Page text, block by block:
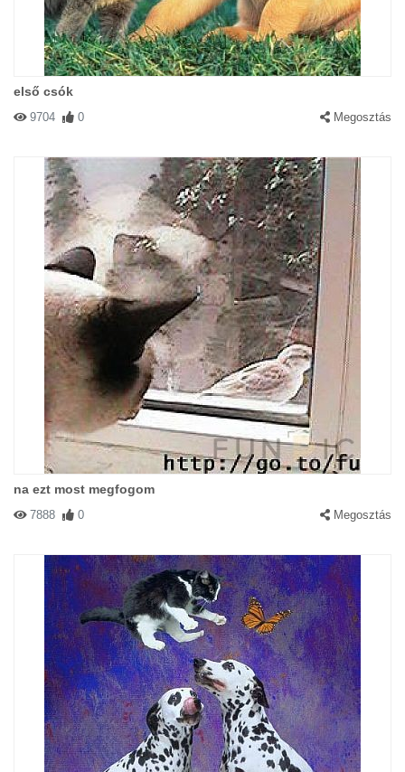
első csók
9704 0 Megosztás
na ezt most megfogom
7888 0 Megosztás